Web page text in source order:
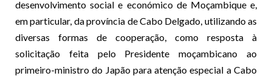
desenvolvimento social e económico de Moçambique e,
em particular, da província de Cabo Delgado, utilizando as
diversas formas de cooperação, como resposta à
solicitação feita pelo Presidente moçambicano ao
primeiro-ministro do Japão para atenção especial a Cabo